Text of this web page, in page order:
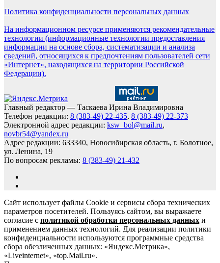
Политика конфиденциальности персональных данных
На информационном ресурсе применяются рекомендательные
технологии (информационные технологии предоставления
информации на основе сбора, систематизации и анализа
сведений, относящихся к предпочтениям пользователей сети
«Интернет», находящихся на территории Российской
Федерации).
Главный редактор — Таскаева Ирина Владимировна
Телефон редакции: 8 (383-49) 22-435, 8 (383-49) 22-373
Электронной адрес редакции: ksw_bol@mail.ru,
novbr54@yandex.ru
Адрес редакции: 633340, Новосибирская область, г. Болотное,
ул. Ленина, 19
По вопросам рекламы: 8 (383-49) 21-432
Сайт использует файлы Cookie и сервисы сбора технических
параметров посетителей. Пользуясь сайтом, вы выражаете
согласие с политикой обработки персональных данных и
применением данных технологий. Для реализации политики
конфиденциальности используются программные средства
сбора обезличенных данных: «Яндекс.Метрика»,
«Liveinternet», «top.Mail.ru».